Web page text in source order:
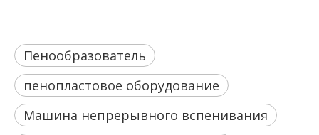
Пенообразователь
пенопластовое оборудование
Машина непрерывного вспенивания